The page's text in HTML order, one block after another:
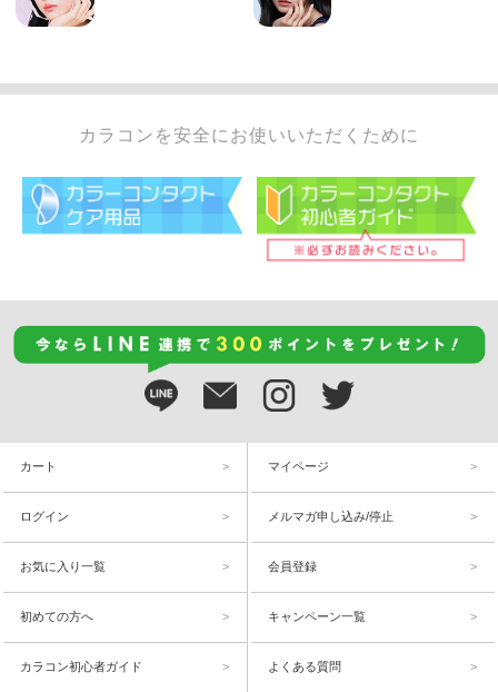
カラコンを安全にお使いいただくために
カート マイページ
ログイン メルマガ申し込み/停止
お気に入り一覧 会員登録
初めての方へ キャンペーン一覧
カラコン初心者ガイド よくある質問